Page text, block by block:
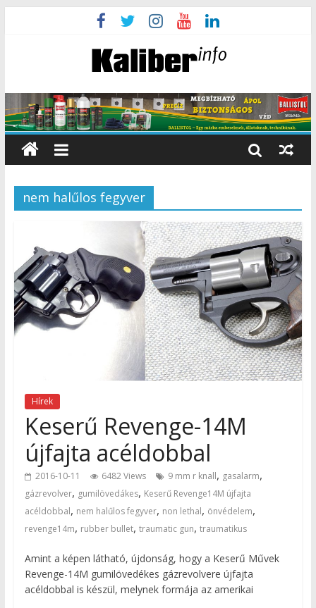
nem halűlos fegyver
Hírek
Keserű Revenge-14M
újfajta acéldobbal
2016-10-11 6482 Views 9 mm r knall, gasalarm,
gázrevolver, gumilövedákes, Keserű Revenge14M újfajta
acéldobbal, nem halűlos fegyver, non lethal, önvédelem,
revenge14m, rubber bullet, traumatic gun, traumatikus
Amint a képen látható, újdonság, hogy a Keserű Művek
Revenge-14M gumilövedékes gázrevolvere újfajta
acéldobbal is készül, melynek formája az amerikai